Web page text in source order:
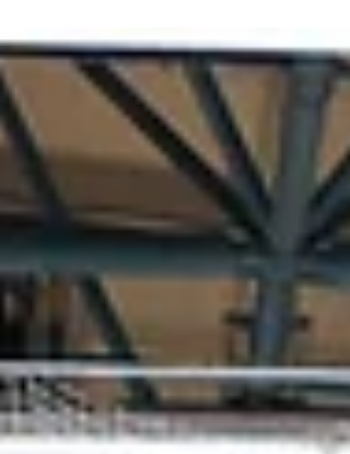
facilities, and in continued solidarity with...